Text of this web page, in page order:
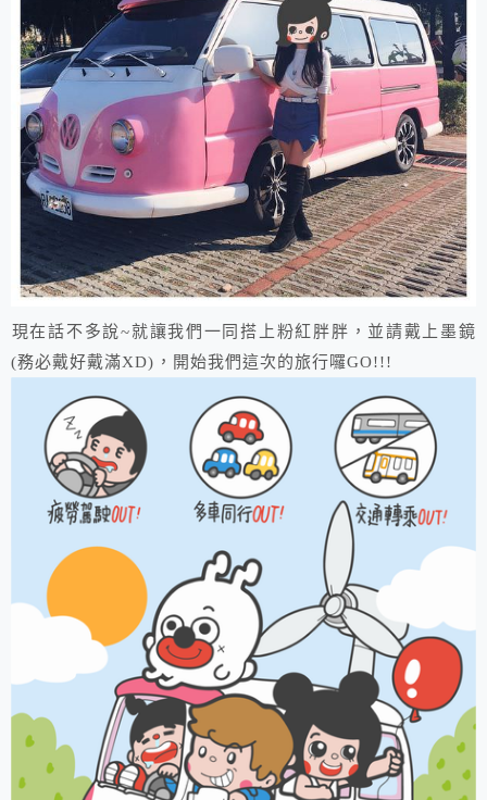
​現在話不多說~就讓我們一同搭上粉紅胖胖，並請戴上墨鏡
(務必戴好戴滿XD)，開始我們這次的旅行囉GO!!!​